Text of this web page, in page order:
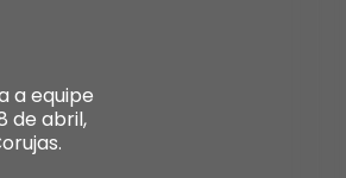
a equipe
de abril,